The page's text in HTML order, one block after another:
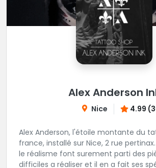
Alex Anderson
Nice 4.99
Alex Anderson, l'étoile montante du
france, installé sur Nice, 2 rue pertinax. Le portrait et
le réalisme font surement parti des
difficiles a réaliser et il en a fait ses